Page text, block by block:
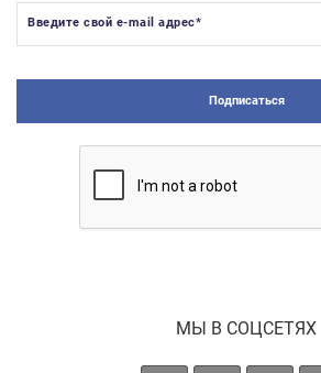
Введите свой e-mail адрес*
Подписаться
МЫ В СОЦСЕТЯХ